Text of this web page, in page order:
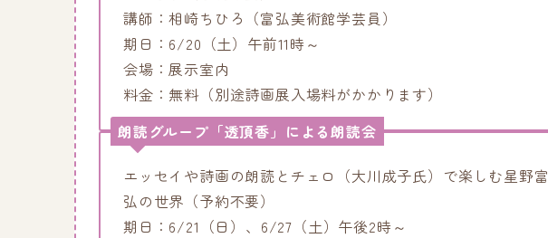
講師：相崎ちひろ（富弘美術館学芸員）
期日：6/20（土）午前11時～
会場：展示室内
料金：無料（別途詩画展入場料がかかります）
朗読グループ「透頂香」による朗読会
エッセイや詩画の朗読とチェロ（大川成子氏）で楽しむ星野富
弘の世界（予約不要）
期日：6/21（日）、6/27（土）午後2時～